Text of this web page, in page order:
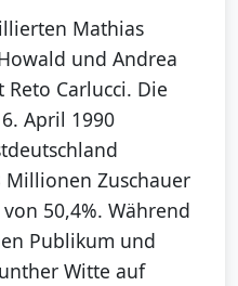
Mathias
und Andrea
Reto Carlucci. Die
April 1990
Millionen Zuschauer
50,4%. Während
Publikum und
Witte auf